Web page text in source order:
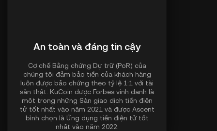
An toàn và đáng tin cậy
Cơ chế Bằng chứng Dự trữ (PoR) của
chúng tôi đảm bảo tiền của khách hàng
luôn được bảo chứng theo tỷ lệ 1:1 với tài
sản thật. KuCoin được Forbes vinh danh là
một trong những Sàn giao dịch tiền điện
tử tốt nhất vào năm 2021 và được Ascent
bình chọn là Ứng dụng tiền điện tử tốt
nhất vào năm 2022.